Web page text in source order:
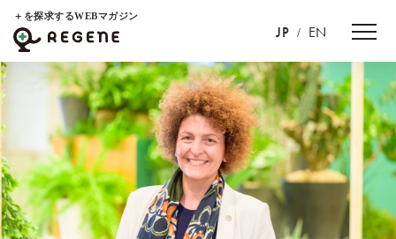
＋を探求するWEBマガジン
JP / EN